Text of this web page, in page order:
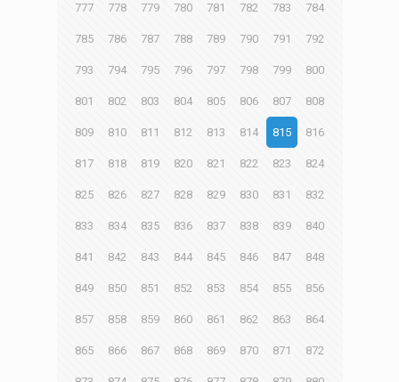
777 778 779 780 781 782 783 784
785 786 787 788 789 790 791 792
793 794 795 796 797 798 799 800
801 802 803 804 805 806 807 808
809 810 811 812 813 814 815 816
817 818 819 820 821 822 823 824
825 826 827 828 829 830 831 832
833 834 835 836 837 838 839 840
841 842 843 844 845 846 847 848
849 850 851 852 853 854 855 856
857 858 859 860 861 862 863 864
865 866 867 868 869 870 871 872